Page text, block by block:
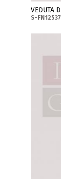
VEDUTA
S-FN12537